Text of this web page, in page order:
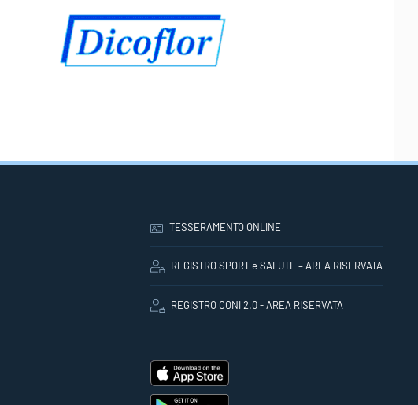
TESSERAMENTO ONLINE
REGISTRO SPORT e SALUTE – AREA RISERVATA
REGISTRO CONI 2.0 - AREA RISERVATA